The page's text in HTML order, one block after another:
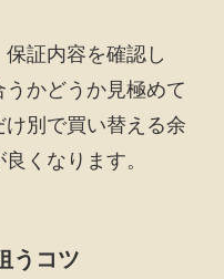
証内容を確認し
かどうか見極めて
け別で買い替える余
くなります。
うコツ